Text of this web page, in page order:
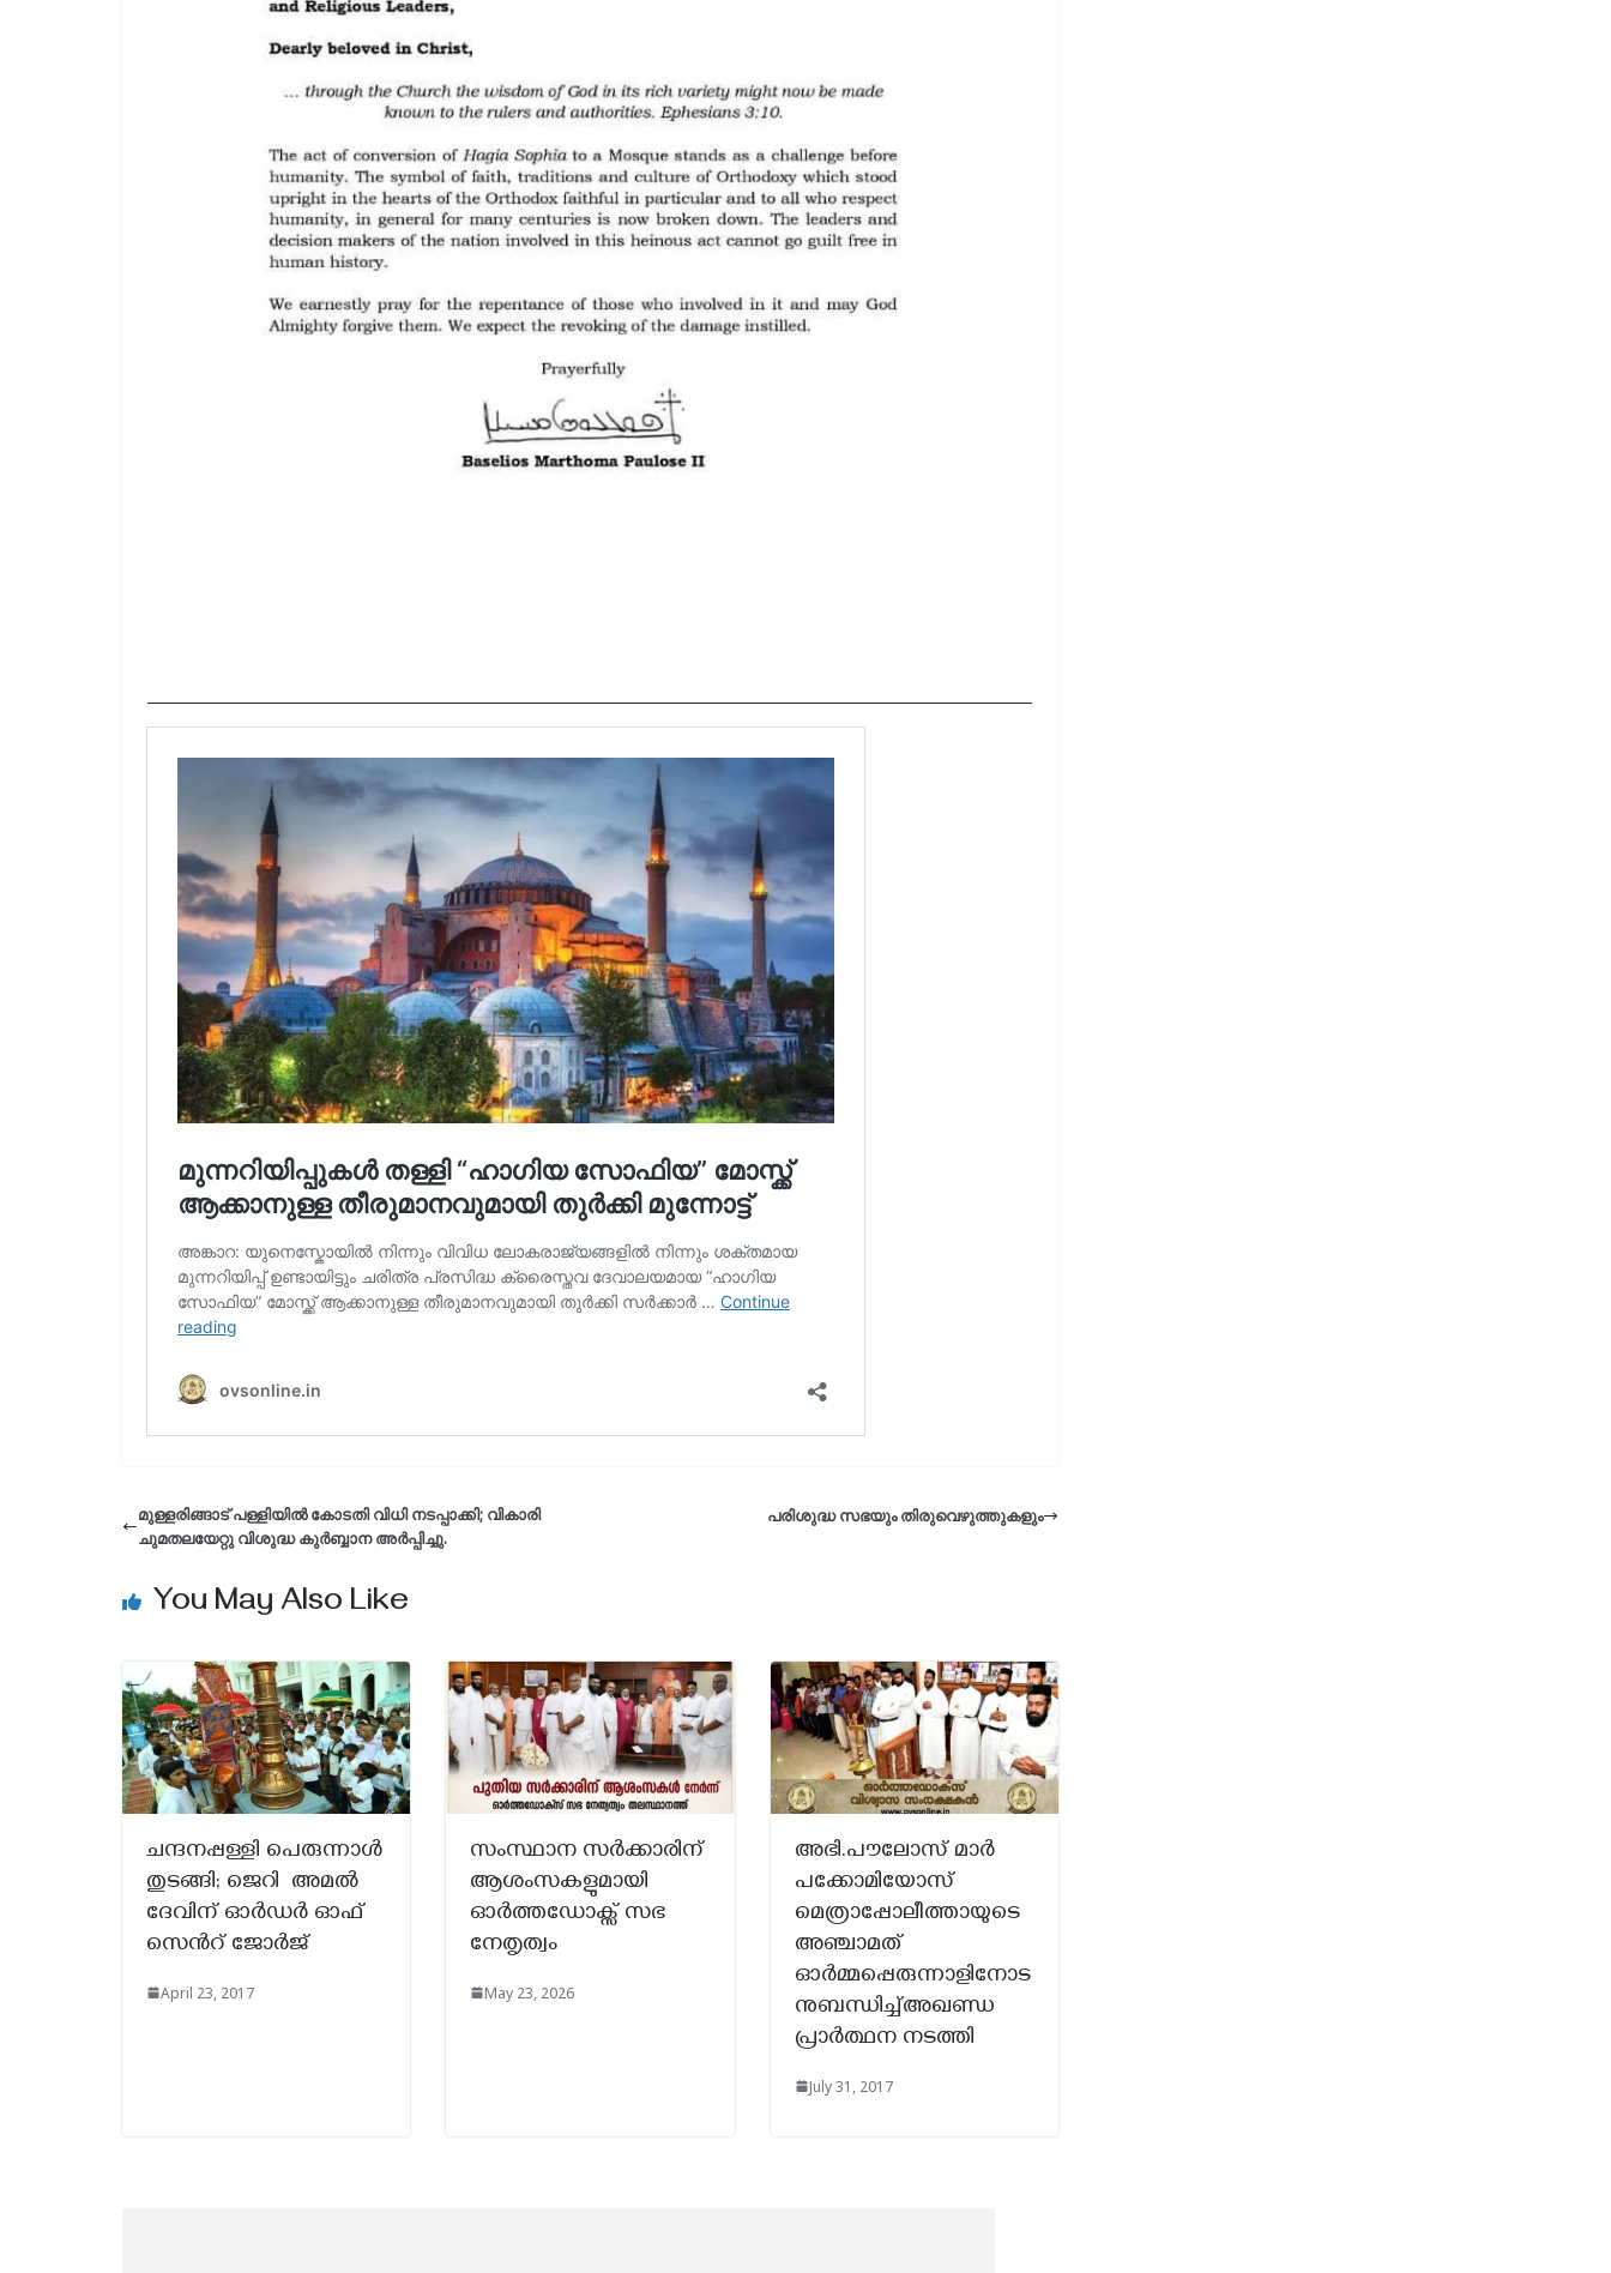
മുള്ളരിങ്ങാട് പള്ളിയിൽ കോടതി വിധി നടപ്പാക്കി; വികാരി
ചുമതലയേറ്റു വിശുദ്ധ കുർബ്ബാന അർപ്പിച്ചു.
പരിശുദ്ധ സഭയും തിരുവെഴുത്തുകളും
You May Also Like
ചന്ദനപ്പള്ളി പെരുന്നാള്‍
തുടങ്ങി; ജെറി അമല്‍
ദേവിന് ഓര്‍ഡര്‍ ഓഫ്
സെന്‍റ് ജോര്‍ജ്
April 23, 2017
സംസ്ഥാന സർക്കാരിന്
ആശംസകളുമായി
ഓർത്തഡോക്സ് സഭ
നേതൃത്വം
May 23, 2026
അഭി.പൗലോസ് മാർ
പക്കോമിയോസ്
മെത്രാപ്പോലീത്തായുടെ
അഞ്ചാമത്
ഓർമ്മപ്പെരുന്നാളിനോട
നുബന്ധിച്ച്അഖണ്ഡ
പ്രാർത്ഥന നടത്തി
July 31, 2017